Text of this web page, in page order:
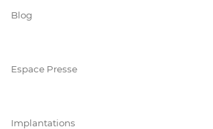
Blog
Espace Presse
Implantations